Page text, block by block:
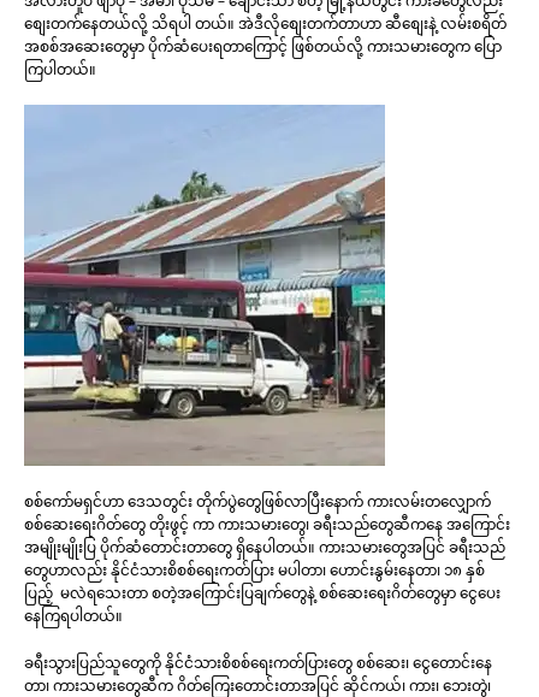
စျေးတက်နေတယ်လို့ သိရပါ တယ်။ အဲဒီလိုစျေးတက်တာဟာ ဆီစျေးနဲ့ လမ်းစရိတ်
အစစ်အဆေးတွေမှာ ပိုက်ဆံပေးရတာကြောင့် ဖြစ်တယ်လို့ ကားသမားတွေက ပြော
ကြပါတယ်။
စစ်ကော်မရှင်ဟာ ဒေသတွင်း တိုက်ပွဲတွေဖြစ်လာပြီးနောက် ကားလမ်းတလျှောက်
စစ်ဆေးရေးဂိတ်တွေ တိုးဖွင့် ကာ ကားသမားတွေ၊ ခရီးသည်တွေဆီကနေ အကြောင်း
အမျိုးမျိုးပြ ပိုက်ဆံတောင်းတာတွေ ရှိနေပါတယ်။ ကားသမားတွေအပြင် ခရီးသည်
တွေဟာလည်း နိုင်ငံသားစိစစ်ရေးကတ်ပြား မပါတာ၊ ဟောင်းနွမ်းနေတာ၊ ၁၈ နှစ်
ပြည့် မလဲရသေးတာ စတဲ့အကြောင်းပြချက်တွေနဲ့ စစ်ဆေးရေးဂိတ်တွေမှာ ငွေပေး
နေကြရပါတယ်။
ခရီးသွားပြည်သူတွေကို နိုင်ငံသားစိစစ်ရေးကတ်ပြားတွေ စစ်ဆေး၊ ငွေတောင်းနေ
တာ၊ ကားသမားတွေဆီက ဂိတ်ကြေးတောင်းတာအပြင် ဆိုင်ကယ်၊ ကား၊ ဘေးတွဲ၊